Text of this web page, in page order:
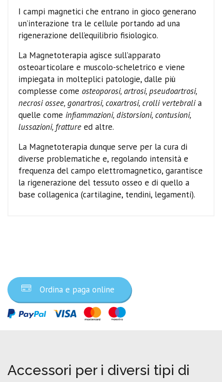
I campi magnetici che entrano in gioco generano
un’interazione tra le cellule portando ad una
rigenerazione dell’equilibrio fisiologico.
La Magnetoterapia agisce sull’apparato
osteoarticolare e muscolo-scheletrico e viene
impiegata in molteplici patologie, dalle più
complesse come osteoporosi, artrosi, pseudoartrosi,
necrosi ossee, gonartrosi, coxartrosi, crolli vertebralia
quelle come infiammazioni, distorsioni, contusioni,
lussazioni, fratture ed altre.
La Magnetoterapia dunque serve per la cura di
diverse problematiche e, regolando intensità e
frequenza del campo elettromagnetico, garantisce
la rigenerazione del tessuto osseo e di quello a
base collagenica (cartilagine, tendini, legamenti).
Ordina e paga online
Accessori per i diversi tipi di